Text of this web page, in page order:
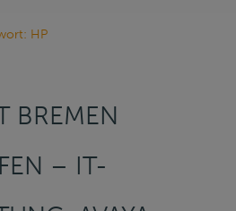
HP
BREMEN
– IT-